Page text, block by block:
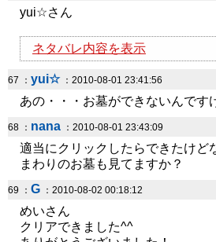
yui☆さん
ネタバレ内容を表示
67 ： yui☆：2010-08-01 23:41:56
あの・・・お墓ができないんです
68 ： nana ：2010-08-01 23:43:09
適当にクリックしたらできたけど
まわりのお墓も見てますか？
69 ： G ：2010-08-02 00:18:12
めいさん
クリアできました^^